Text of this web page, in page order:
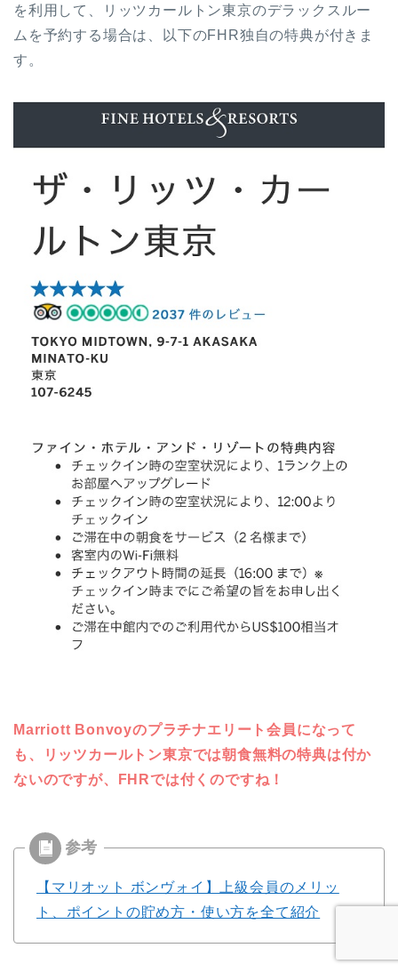
を利用して、リッツカールトン東京のデラックスルー
ムを予約する場合は、以下のFHR独自の特典が付きま
す。
Marriott Bonvoyのプラチナエリート会員になって
も、リッツカールトン東京では朝食無料の特典は付か
ないのですが、FHRでは付くのですね！
【マリオット ボンヴォイ】上級会員のメリッ
ト、ポイントの貯め方・使い方を全て紹介